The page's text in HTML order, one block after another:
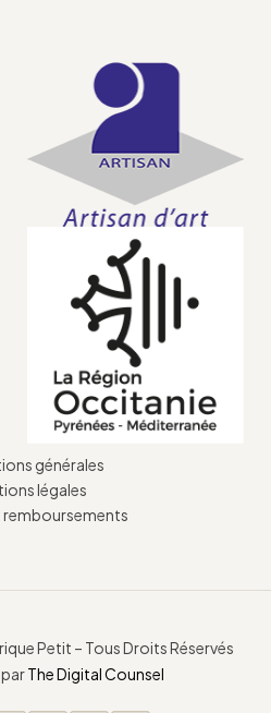
générales
légales
remboursements
Petit – Tous Droits Réservés
The Digital Counsel